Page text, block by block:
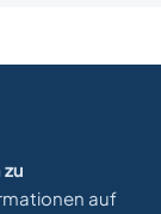
auf